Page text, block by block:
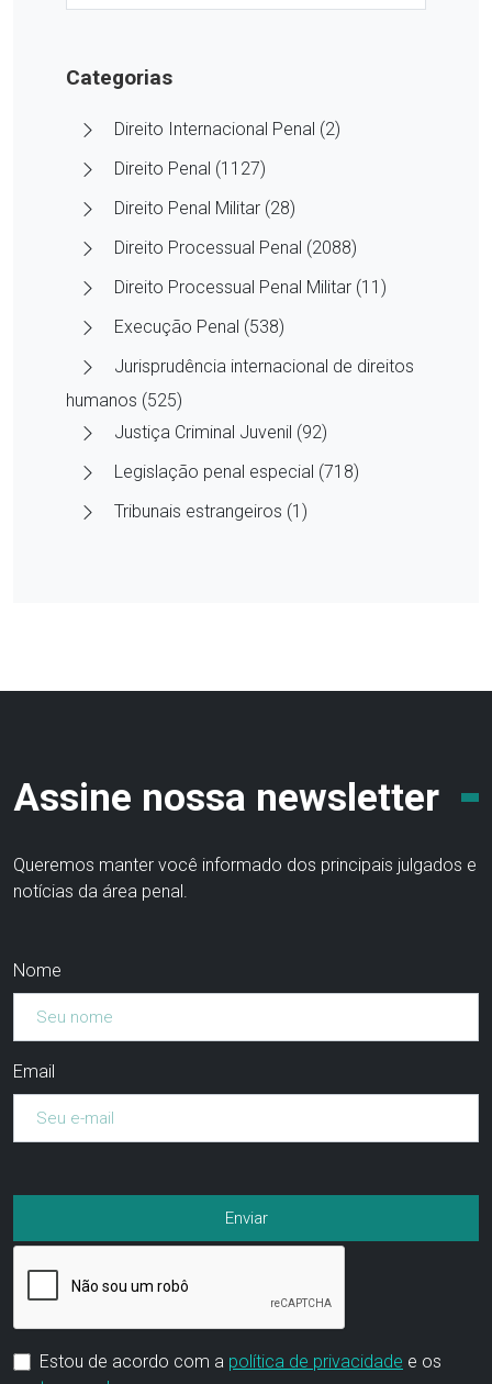
Categorias
Direito Internacional Penal (2)
Direito Penal (1127)
Direito Penal Militar (28)
Direito Processual Penal (2088)
Direito Processual Penal Militar (11)
Execução Penal (538)
Jurisprudência internacional de direitos
humanos (525)
Justiça Criminal Juvenil (92)
Legislação penal especial (718)
Tribunais estrangeiros (1)
Assine nossa newsletter
Queremos manter você informado dos principais julgados e
notícias da área penal.
Nome
Email
Estou de acordo com a política de privacidade e os